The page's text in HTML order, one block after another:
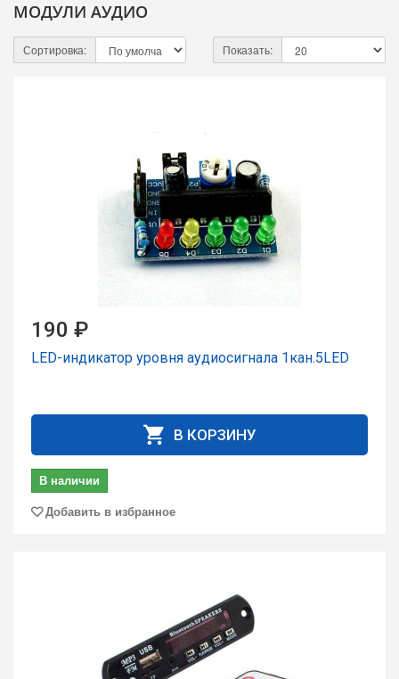
МОДУЛИ АУДИО
Сортировка: Показать:
190 ₽
LED-индикатор уровня аудиосигнала 1кан.5LED
В КОРЗИНУ
В наличии
Добавить в избранное